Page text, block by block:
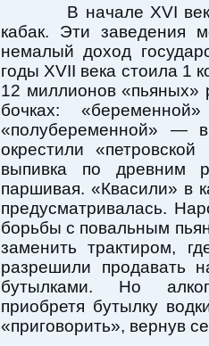
В начале XVI века
кабак. Эти заведения
немалый доход
годы XVII века стоила 1
12 миллионов «пьяных»
бочках:
«полубеременной» —
окрестили
выпивка по древним
паршивая. «Квасили» в
предусматривалась.
борьбы с повальным
заменить трактиром,
разрешили продавать
бутылками. Но
приобретя бутылку
«приговорить», вернув